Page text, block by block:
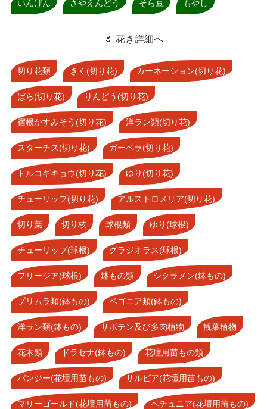
いんげん さやえんどう そら豆 もやし
🌷 花き詳細へ
切り花類 きく(切り花) カーネーション(切り花)
ばら(切り花) りんどう(切り花)
宿根かすみそう(切り花) 洋ラン類(切り花)
スターチス(切り花) ガーベラ(切り花)
トルコギキョウ(切り花) ゆり(切り花)
チューリップ(切り花) アルストロメリア(切り花)
切り葉 切り枝 球根類 ゆり(球根)
チューリップ(球根) グラジオラス(球根)
フリージア(球根) 鉢もの類 シクラメン(鉢もの)
プリムラ類(鉢もの) ベゴニア類(鉢もの)
洋ラン類(鉢もの) サボテン及び多肉植物 観葉植物
花木類 ドラセナ(鉢もの) 花壇用苗もの類
パンジー(花壇用苗もの) サルビア(花壇用苗もの)
マリーゴールド(花壇用苗もの) ペチュニア(花壇用苗もの)